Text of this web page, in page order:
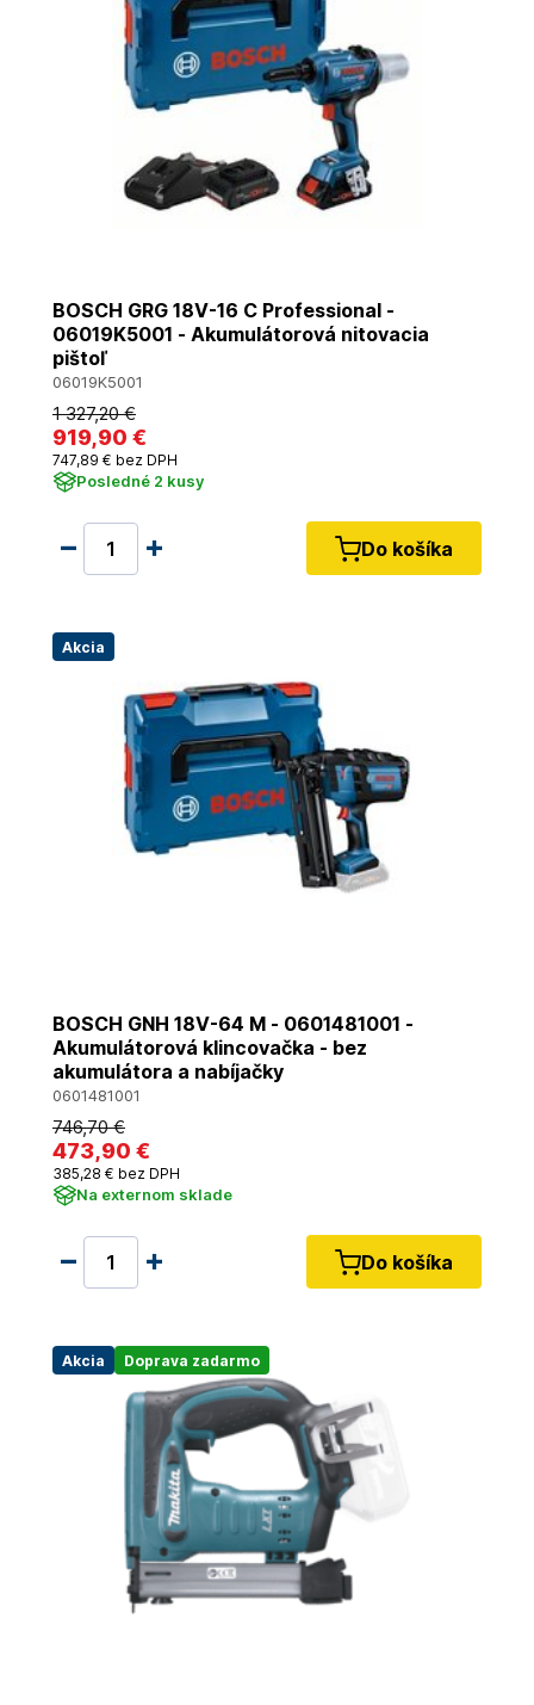
BOSCH GRG 18V-16 C Professional -
06019K5001 - Akumulátorová nitovacia
pištoľ
06019K5001
1 327,20 €
919,90 €
747,89 € bez DPH
Posledné 2 kusy
Do košíka
Akcia
BOSCH GNH 18V-64 M - 0601481001 -
Akumulátorová klincovačka - bez
akumulátora a nabíjačky
0601481001
746,70 €
473,90 €
385,28 € bez DPH
Na externom sklade
Do košíka
Akcia Doprava zadarmo